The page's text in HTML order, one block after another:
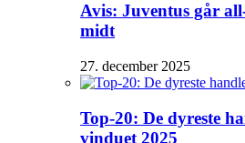
Avis: Juventus går
midt
27. december 2025
Top-20: De dyreste
vinduet 2025